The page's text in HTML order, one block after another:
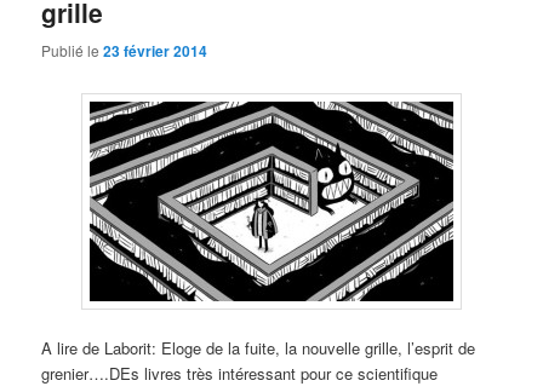
grille
Publié le23 février 2014
A lire de Laborit: Eloge de la fuite, la nouvelle grille, l’esprit de
grenier….DEs livres très intéressant pour ce scientifique